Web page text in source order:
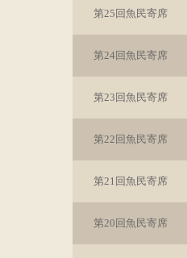
第25回魚民寄席
第24回魚民寄席
第23回魚民寄席
第22回魚民寄席
第21回魚民寄席
第20回魚民寄席